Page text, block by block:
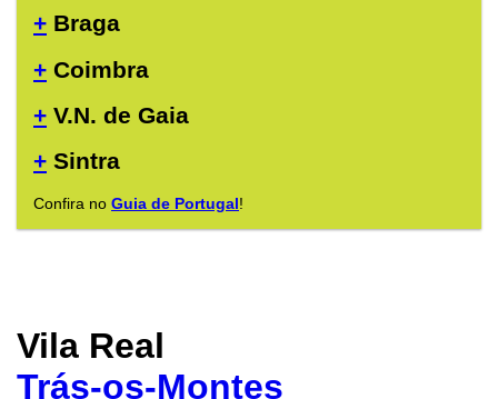
+ Braga
+ Coimbra
+ V.N. de Gaia
+ Sintra
Confira no Guia de Portugal!
Vila Real
Trás-os-Montes